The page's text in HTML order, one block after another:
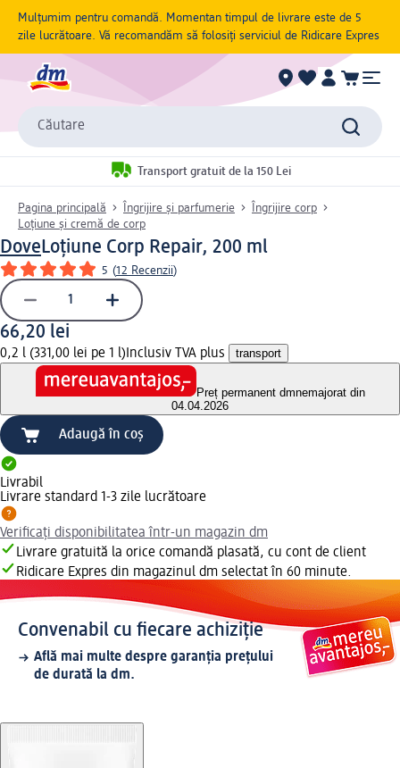
Mulțumim pentru comandă. Momentan timpul de livrare este de 5
zile lucrătoare. Vă recomandăm să folosiți serviciul de Ridicare Expres
Căutare
Transport gratuit de la 150 Lei
Pagina principală Îngrijire și parfumerie
Îngrijire corp
Loțiune și cremă de corp
DoveLoțiune Corp Repair, 200 ml
5 (12 Recenzii)
66,20 lei
0,2 l (331,00 lei pe 1 l) Inclusiv TVA plus transport
Preț permanent dmnemajorat din
04.04.2026
Adaugă în coș
Livrabil
Livrare standard 1-3 zile lucrătoare
Verificați disponibilitatea într-un magazin dm
Livrare gratuită la orice comandă plasată, cu cont de client
Ridicare Expres din magazinul dm selectat în 60 minute.
Convenabil cu fiecare achiziție
Află mai multe despre garanția prețului
de durată la dm.